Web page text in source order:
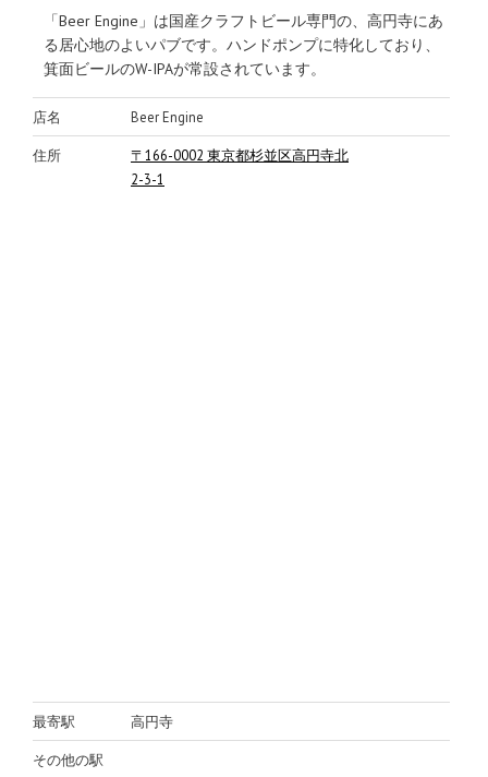
「Beer Engine」は国産クラフトビール専門の、高円寺にあ
る居心地のよいパブです。ハンドポンプに特化しており、
箕面ビールのW-IPAが常設されています。
店名 Beer Engine
住所
〒166-0002 東京都杉並区高円寺北
2-3-1
最寄駅 高円寺
その他の駅